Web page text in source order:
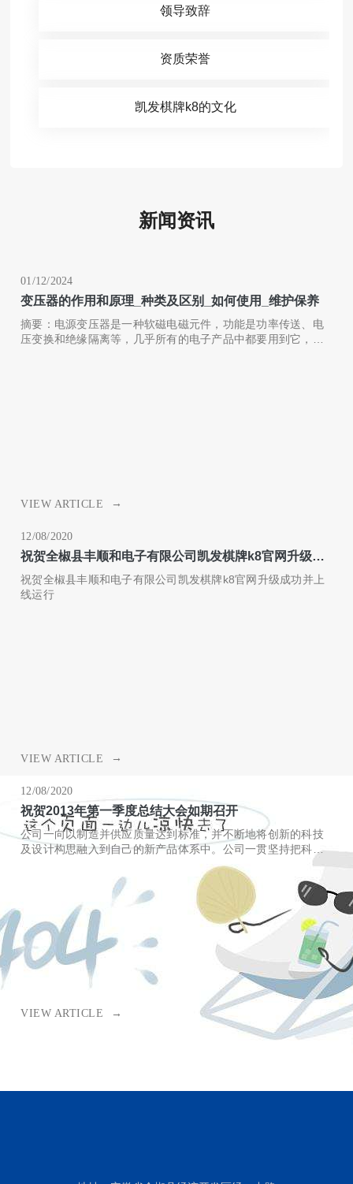
领导致辞
资质荣誉
凯发棋牌k8的文化
新闻资讯
01/12/2024
变压器的作用和原理_种类及区别_如何使用_维护保养
摘要：电源变压器是一种软磁电磁元件，功能是功率传送、电
压变换和绝缘隔离等，几乎所有的电子产品中都要用到它，不
VIEW ARTICLE →
12/08/2020
祝贺全椒县丰顺和电子有限公司凯发棋牌k8官网升级成
功并上线运行
祝贺全椒县丰顺和电子有限公司凯发棋牌k8官网升级成功并上
线运行
VIEW ARTICLE →
12/08/2020
祝贺2013年第一季度总结大会如期召开
公司一向以制造并供应质量达到标准，并不断地将创新的科技
及设计构思融入到自己的新产品体系中。公司一贯坚持把科学
技术创新当作提高制造水平的制胜宝典，而使自己在国际市场
竞争中始终立于不败之地。在激烈的市场竞争环境中，公司
以“专业，诚信，热情，创新”的精神，秉持“以质量为生命，以
技术为发展，以人才为根本，以管理为支撑，以服务为宣传”的
经营理念，力求吸引国内外客户，不断洪壮大客户群体！欢迎
广大海内外客户来我公司参观指导。
VIEW ARTICLE →